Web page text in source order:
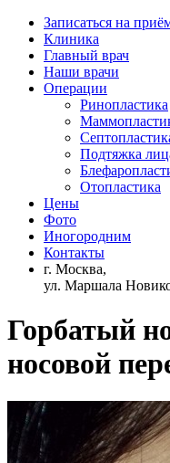
Записаться на
Клиника
Главный врач
Наши врачи
Операции
Ринопластика
Подтяжка
Отопластика
Цены
Фото
Иногородним
Контакты
г. Москва,
ул. Маршала
Горбатый
носовой